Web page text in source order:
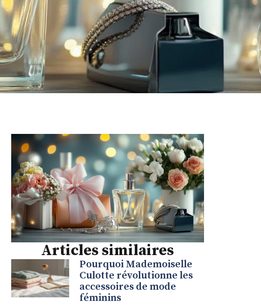
Articles similaires
Pourquoi Mademoiselle
Culotte révolutionne les
accessoires de mode
féminins